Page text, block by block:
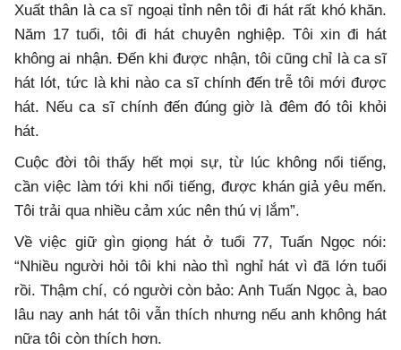
Xuất thân là ca sĩ ngoại tỉnh nên tôi đi hát rất khó khăn.
Năm 17 tuổi, tôi đi hát chuyên nghiệp. Tôi xin đi hát
không ai nhận. Đến khi được nhận, tôi cũng chỉ là ca sĩ
hát lót, tức là khi nào ca sĩ chính đến trễ tôi mới được
hát. Nếu ca sĩ chính đến đúng giờ là đêm đó tôi khỏi
hát.
Cuộc đời tôi thấy hết mọi sự, từ lúc không nổi tiếng,
cần việc làm tới khi nổi tiếng, được khán giả yêu mến.
Tôi trải qua nhiều cảm xúc nên thú vị lắm”.
Về việc giữ gìn giọng hát ở tuổi 77, Tuấn Ngọc nói:
“Nhiều người hỏi tôi khi nào thì nghỉ hát vì đã lớn tuổi
rồi. Thậm chí, có người còn bảo: Anh Tuấn Ngọc à, bao
lâu nay anh hát tôi vẫn thích nhưng nếu anh không hát
nữa tôi còn thích hơn.